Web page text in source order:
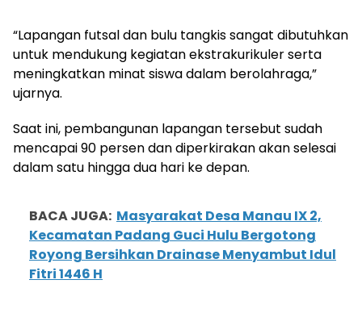
“Lapangan futsal dan bulu tangkis sangat dibutuhkan
untuk mendukung kegiatan ekstrakurikuler serta
meningkatkan minat siswa dalam berolahraga,”
ujarnya.
Saat ini, pembangunan lapangan tersebut sudah
mencapai 90 persen dan diperkirakan akan selesai
dalam satu hingga dua hari ke depan.
BACA JUGA: Masyarakat Desa Manau IX 2,
Kecamatan Padang Guci Hulu Bergotong
Royong Bersihkan Drainase Menyambut Idul
Fitri 1446 H